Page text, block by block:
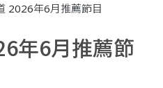
2026年6月推薦節目
年6月推薦節